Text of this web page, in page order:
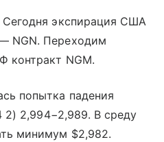
Сегодня экспирация США
NGN. Переходим
контракт NGM.
попытка падения
2) 2,994−2,989. В среду
минимум $2,982.